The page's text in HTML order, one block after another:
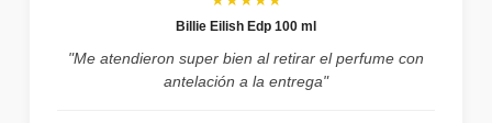
Billie Eilish Edp 100 ml
"Me atendieron super bien al retirar el perfume con
antelación a la entrega"